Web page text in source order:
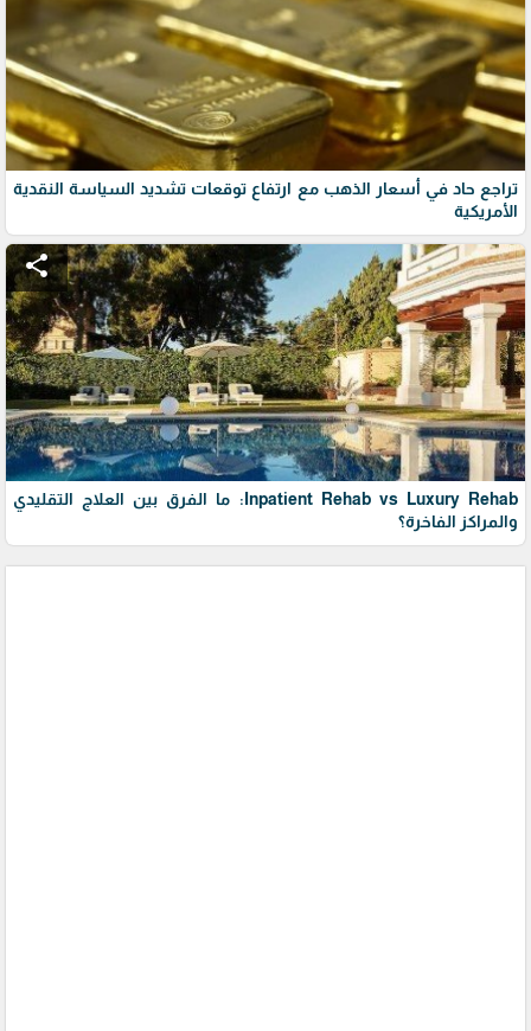
تراجع حاد في أسعار الذهب مع ارتفاع توقعات تشديد السياسة النقدية
الأمريكية
share
Inpatient Rehab vs Luxury Rehab: ما الفرق بين العلاج التقليدي
والمراكز الفاخرة؟